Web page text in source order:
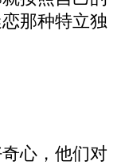
那种特立独
心，他们对